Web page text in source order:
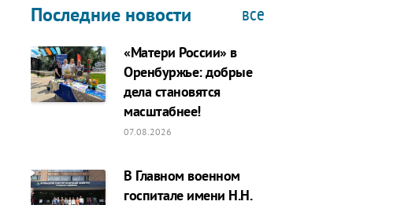
Последние новости все
«Матери России» в
Оренбуржье: добрые
дела становятся
масштабнее!
07.08.2026
В Главном военном
госпитале имени Н.Н.